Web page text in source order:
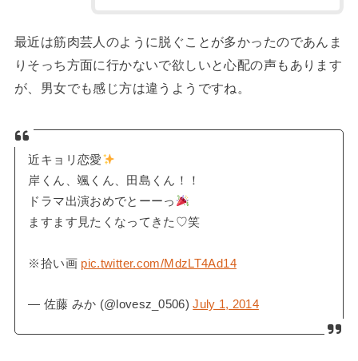
最近は筋肉芸人のように脱ぐことが多かったのであんま
りそっち方面に行かないで欲しいと心配の声もあります
が、男女でも感じ方は違うようですね。
近キョリ恋愛
岸くん、颯くん、田島くん！！
ドラマ出演おめでとーーっ
ますます見たくなってきた♡笑
※拾い画 pic.twitter.com/MdzLT4Ad14
— 佐藤 みか (@lovesz_0506)July 1, 2014